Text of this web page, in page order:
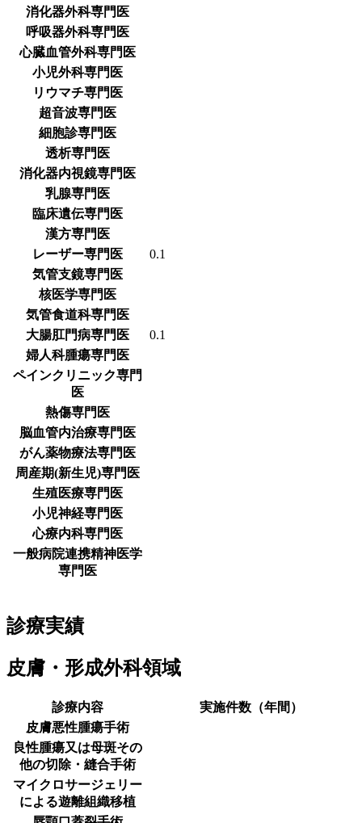
消化器外科専門医
呼吸器外科専門医
心臓血管外科専門医
小児外科専門医
リウマチ専門医
超音波専門医
細胞診専門医
透析専門医
消化器内視鏡専門医
乳腺専門医
臨床遺伝専門医
漢方専門医
レーザー専門医
0.1
気管支鏡専門医
核医学専門医
気管食道科専門医
大腸肛門病専門医
0.1
婦人科腫瘍専門医
ペインクリニック専門
医
熱傷専門医
脳血管内治療専門医
がん薬物療法専門医
周産期(新生児)専門医
生殖医療専門医
小児神経専門医
心療内科専門医
一般病院連携精神医学
専門医
診療実績
皮膚・形成外科領域
診療内容
実施件数（年間）
皮膚悪性腫瘍手術
良性腫瘍又は母斑その
他の切除・縫合手術
マイクロサージェリー
による遊離組織移植